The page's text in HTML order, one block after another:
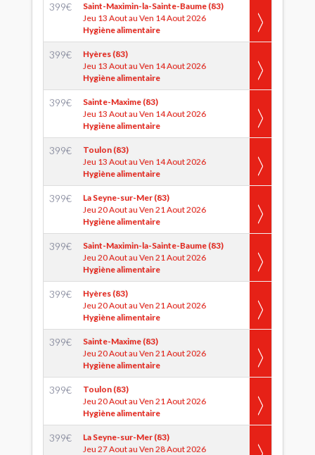
399€
Saint-Maximin-la-Sainte-Baume (83)
Jeu 13 Aout au Ven 14 Aout 2026
Hygiène alimentaire
399€
Hyères (83)
Jeu 13 Aout au Ven 14 Aout 2026
Hygiène alimentaire
399€
Sainte-Maxime (83)
Jeu 13 Aout au Ven 14 Aout 2026
Hygiène alimentaire
399€
Toulon (83)
Jeu 13 Aout au Ven 14 Aout 2026
Hygiène alimentaire
399€
La Seyne-sur-Mer (83)
Jeu 20 Aout au Ven 21 Aout 2026
Hygiène alimentaire
399€
Saint-Maximin-la-Sainte-Baume (83)
Jeu 20 Aout au Ven 21 Aout 2026
Hygiène alimentaire
399€
Hyères (83)
Jeu 20 Aout au Ven 21 Aout 2026
Hygiène alimentaire
399€
Sainte-Maxime (83)
Jeu 20 Aout au Ven 21 Aout 2026
Hygiène alimentaire
399€
Toulon (83)
Jeu 20 Aout au Ven 21 Aout 2026
Hygiène alimentaire
399€
La Seyne-sur-Mer (83)
Jeu 27 Aout au Ven 28 Aout 2026